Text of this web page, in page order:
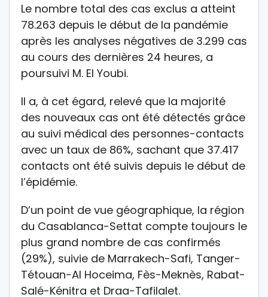
Le nombre total des cas exclus a atteint
78.263 depuis le début de la pandémie
après les analyses négatives de 3.299 cas
au cours des dernières 24 heures, a
poursuivi M. El Youbi.
Il a, à cet égard, relevé que la majorité
des nouveaux cas ont été détectés grâce
au suivi médical des personnes-contacts
avec un taux de 86%, sachant que 37.417
contacts ont été suivis depuis le début de
l’épidémie.
D’un point de vue géographique, la région
du Casablanca-Settat compte toujours le
plus grand nombre de cas confirmés
(29%), suivie de Marrakech-Safi, Tanger-
Tétouan-Al Hoceima, Fès-Meknès, Rabat-
Salé-Kénitra et Draa-Tafilalet.